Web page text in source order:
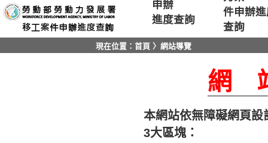
移至主要內容區位置
申辦
進度查詢
件申辦
查詢
現在位置： 首頁 〉網站導覽
網
本網站依無障礙網頁
3大區塊：